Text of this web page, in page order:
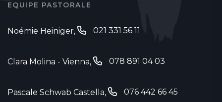
EQUIPE PASTORALE
Noémie Heiniger, 021 331 56 11
Clara Molina - Vienna, ‭ 078 891 04 03
Pascale Schwab Castella, 076 442 66 45